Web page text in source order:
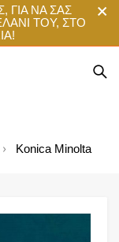
ΓΙΑ ΝΑ ΣΑΣ
ΤΟΥ, ΣΤΟ
Konica Minolta